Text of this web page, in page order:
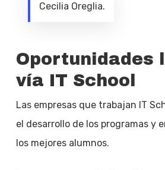
Cecilia Oreglia.
Oportunidades
vía IT School
Las empresas que trabajan IT
el desarrollo de los programas y
los mejores alumnos.